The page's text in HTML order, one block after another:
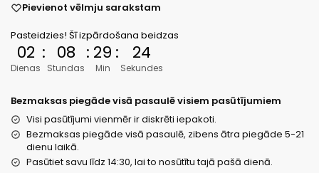
Pievienot vēlmju sarakstam
Pasteidzies! Šī izpārdošana beidzas
02
Dienas
: 08
Stundas
: 29
Min
: 24
Sekundes
Bezmaksas piegāde visā pasaulē visiem pasūtījumiem
Visi pasūtījumi vienmēr ir diskrēti iepakoti.
Bezmaksas piegāde visā pasaulē, zibens ātra piegāde 5-21
dienu laikā.
Pasūtiet savu līdz 14:30, lai to nosūtītu tajā pašā dienā.